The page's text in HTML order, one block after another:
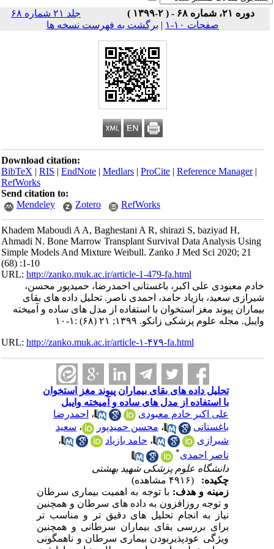
جلد ۲۱ شماره ۶۸
|برگشت به فهرست نسخه ها
Download citation:
BibTeX|RIS| EndNote |Medlars |ProCite|Reference
RefWorks
Send citation to:
Mendeley
Zotero RefWorks
Khadem Maboudi A A, Baghestani A R, shirazi S, baziyad
Ahmadi N. Bone Marrow Transplant Survival Data
Simple Models And Mixture Weibull. Zanko J Med Sci
URL:http://zanko.muk.ac.ir/article-1-479-fa.html
علی اکبر، باغستانی احمدرضا، حمیدپور محسن،
بازیاد حامد، احمدی ناصر. تحلیل داده های بقای
پیوند مغز استخوان با استفاده از مدل های ساده و آمیخته
علوم پزشکی زانکو. ۱۳۹۹; ۲۱ (۶۸) :۱-۱۰
URL:http://zanko.muk.ac.ir/article-۱-۴۷۹-fa.html
تحلیل داده های بقای بیماران پیوند مغز استخوان
با استفاده از مدل های ساده و آمیخته وایبل
علی اکبر خادم معبودی
،احمدرضا
، محسن حمیدپور ،سعید
،حامد بازیاد
،
ناصر احمدی
دانشگاه علوم پزشکی شهید بهشتی
زمینه و هدف:با توجه به اهمیت بیماری سرطان
و توجه روزافزون به داده­ های سرطان و همچنین
نیاز به انجام تحلیل­ های دقیق­ تر و مناسب­ تر
برای بررسی بقای بیماران سرطانی و همچنین
ویژگی عودپذیربودن بیماری سرطان و ناهمگونی